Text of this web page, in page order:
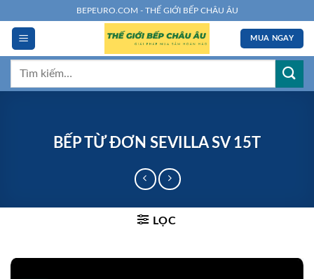
đến
dung
BEPEURO.COM - THẾ GIỚI BẾP CHÂU ÂU
MUA NGAY
Tìm
BẾP TỪ ĐƠN SEVILLA SV 15T
LỌC